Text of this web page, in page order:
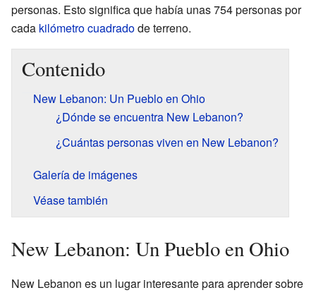
personas. Esto significa que había unas 754 personas por
cada kilómetro cuadradode terreno.
Contenido
New Lebanon: Un Pueblo en Ohio
¿Dónde se encuentra New Lebanon?
¿Cuántas personas viven en New Lebanon?
Galería de imágenes
Véase también
New Lebanon: Un Pueblo en Ohio
New Lebanon es un lugar interesante para aprender sobre